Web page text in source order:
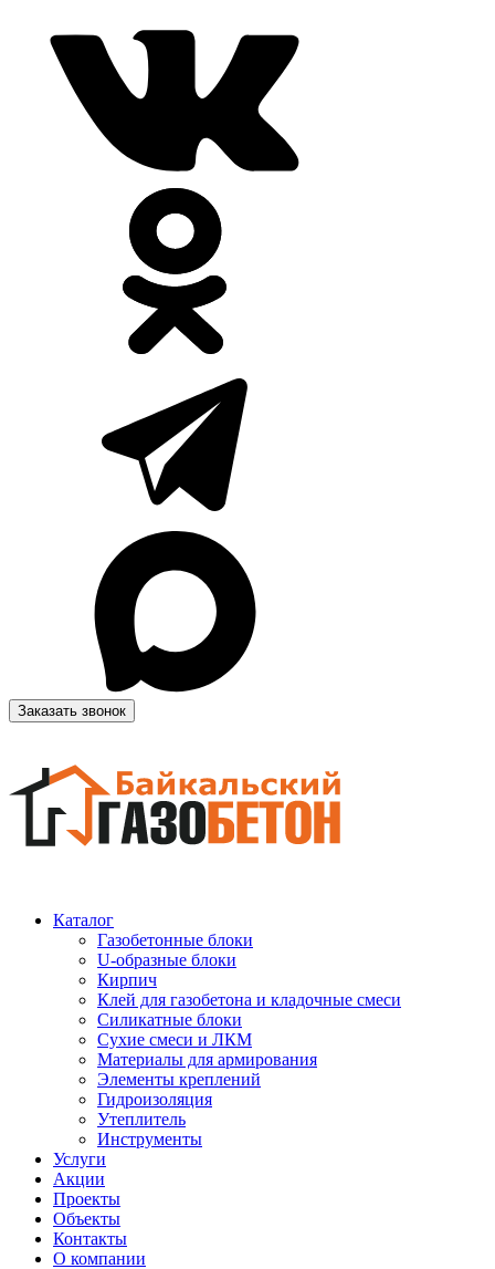
Заказать звонок
Каталог
Газобетонные блоки
U-образные блоки
Кирпич
Клей для газобетона и кладочные смеси
Силикатные блоки
Сухие смеси и ЛКМ
Материалы для армирования
Элементы креплений
Гидроизоляция
Утеплитель
Инструменты
Услуги
Акции
Проекты
Объекты
Контакты
О компании